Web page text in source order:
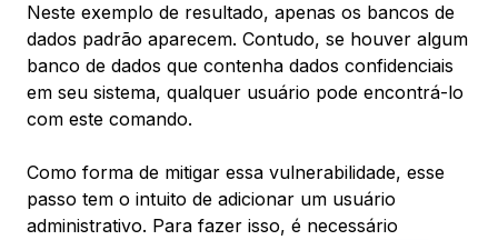
Neste exemplo de resultado, apenas os bancos de
dados padrão aparecem. Contudo, se houver algum
banco de dados que contenha dados confidenciais
em seu sistema, qualquer usuário pode encontrá-lo
com este comando.
Como forma de mitigar essa vulnerabilidade, esse
passo tem o intuito de adicionar um usuário
administrativo. Para fazer isso, é necessário